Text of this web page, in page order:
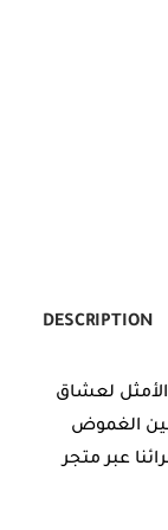
DESCRIPTION
الأمثل لعشاق
بين الغموض
عبر متجر